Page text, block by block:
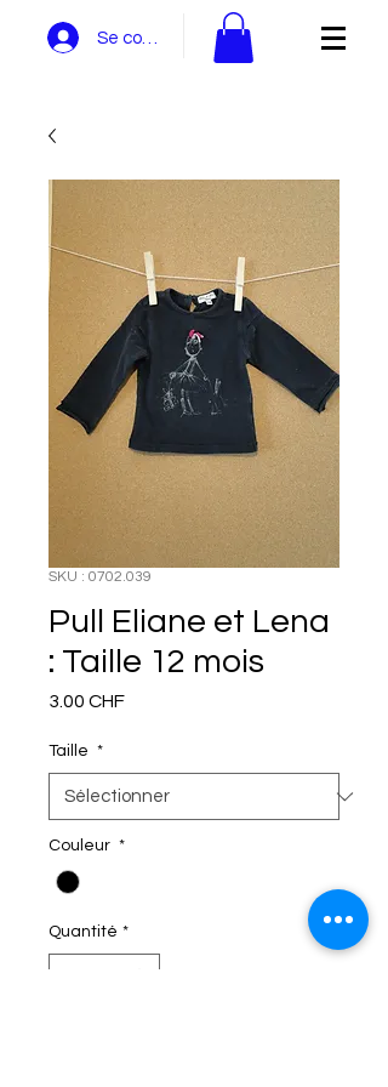
Se connecter
SKU : 0702.039
Pull Eliane et Lena
: Taille 12 mois
3.00 CHFPrix
Taille *
Couleur *
Quantité *